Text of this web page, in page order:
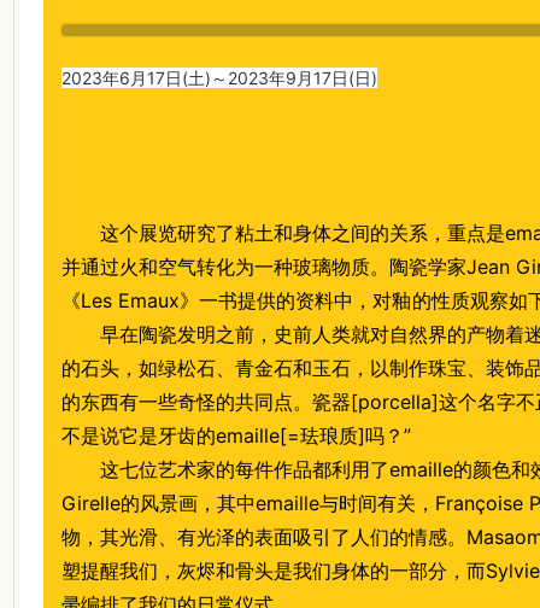
2023年6月17日(土)～2023年9月17日(日)
这个展览研究了粘土和身体之间的关系，重点是
并通过火和空气转化为一种玻璃物质。陶瓷学家Jean
《Les Emaux》一书提供的资料中，对釉的性质观察如
早在陶瓷发明之前，史前人类就对自然界的产物着
的石头，如绿松石、青金石和玉石，以制作珠宝、装饰
的东西有一些奇怪的共同点。瓷器[porcella]这个名字
不是说它是牙齿的emaille[=珐琅质]吗？”
这七位艺术家的每件作品都利用了emaille的颜色
Girelle的风景画，其中emaille与时间有关，Françoise
物，其光滑、有光泽的表面吸引了人们的情感。
塑提醒我们，灰烬和骨头是我们身体的一部分，而